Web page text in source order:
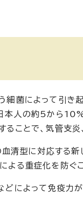
細菌によって引き
本人の約5から
ことで、気管支
型に対応する新
る重症化を防ぐ
どによって免疫力